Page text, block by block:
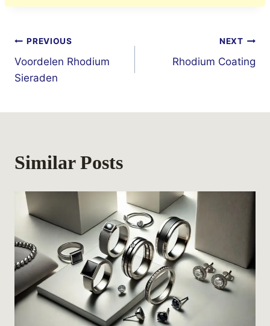
Berichtnavigatie
PREVIOUS
Voordelen Rhodium
Sieraden
NEXT
Rhodium Coating
Similar Posts